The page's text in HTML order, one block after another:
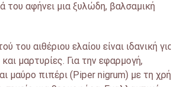
του αφήνει μια ξυλώδη, βαλσαμική
αιθέριου ελαίου είναι ιδανική
μαρτυρίες. Για την εφαρμογή,
μαύρο πιπέρι (Piper nigrum) με τη